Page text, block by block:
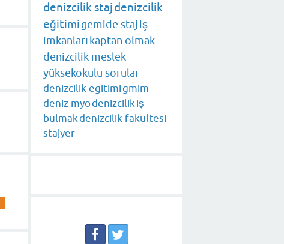
denizcilik stajdenizcilik
eğitimigemide stajiş
imkanlarıkaptan olmak
denizcilik meslek
yüksekokulu sorular
denizcilik egitimigmim
deniz myodenizcilikiş
bulmakdenizcilik fakultesi
stajyer